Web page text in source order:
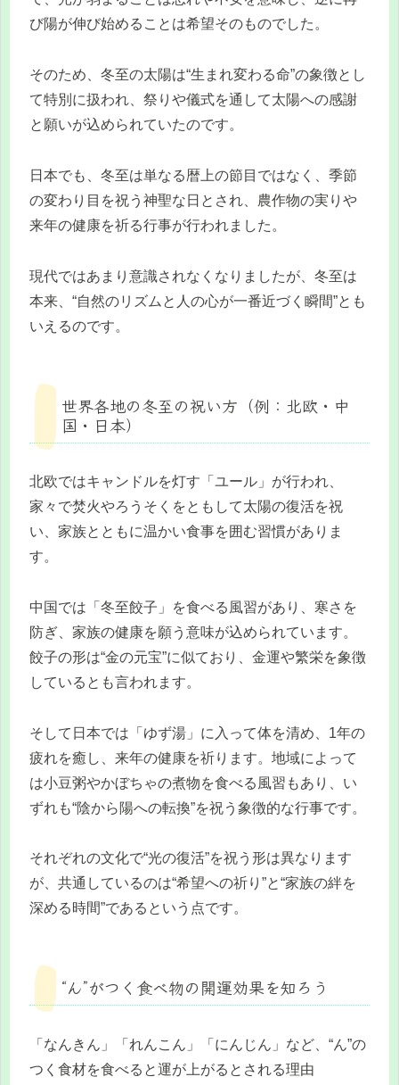
び陽が伸び始めることは希望そのものでした。
そのため、冬至の太陽は“生まれ変わる命”の象徴とし
て特別に扱われ、祭りや儀式を通して太陽への感謝
と願いが込められていたのです。
日本でも、冬至は単なる暦上の節目ではなく、季節
の変わり目を祝う神聖な日とされ、農作物の実りや
来年の健康を祈る行事が行われました。
現代ではあまり意識されなくなりましたが、冬至は
本来、“自然のリズムと人の心が一番近づく瞬間”とも
いえるのです。
世界各地の冬至の祝い方（例：北欧・中
国・日本）
北欧ではキャンドルを灯す「ユール」が行われ、
家々で焚火やろうそくをともして太陽の復活を祝
い、家族とともに温かい食事を囲む習慣がありま
す。
中国では「冬至餃子」を食べる風習があり、寒さを
防ぎ、家族の健康を願う意味が込められています。
餃子の形は“金の元宝”に似ており、金運や繁栄を象徴
しているとも言われます。
そして日本では「ゆず湯」に入って体を清め、1年の
疲れを癒し、来年の健康を祈ります。地域によって
は小豆粥やかぼちゃの煮物を食べる風習もあり、い
ずれも“陰から陽への転換”を祝う象徴的な行事です。
それぞれの文化で“光の復活”を祝う形は異なります
が、共通しているのは“希望への祈り”と“家族の絆を
深める時間”であるという点です。
“ん”がつく食べ物の開運効果を知ろう
「なんきん」「れんこん」「にんじん」など、“ん”の
つく食材を食べると運が上がるとされる理由